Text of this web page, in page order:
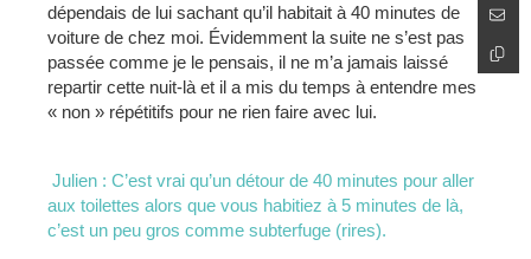
dépendais de lui sachant qu’il habitait à 40 minutes de
voiture de chez moi. Évidemment la suite ne s’est pas
passée comme je le pensais, il ne m’a jamais laissé
repartir cette nuit-là et il a mis du temps à entendre mes
« non » répétitifs pour ne rien faire avec lui.
Julien : C’est vrai qu’un détour de 40 minutes pour aller
aux toilettes alors que vous habitiez à 5 minutes de là,
c’est un peu gros comme subterfuge (rires).